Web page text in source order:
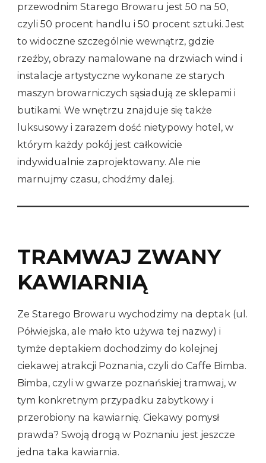
przewodnim Starego Browaru jest 50 na 50,
czyli 50 procent handlu i 50 procent sztuki. Jest
to widoczne szczególnie wewnątrz, gdzie
rzeźby, obrazy namalowane na drzwiach wind i
instalacje artystyczne wykonane ze starych
maszyn browarniczych sąsiadują ze sklepami i
butikami. We wnętrzu znajduje się także
luksusowy i zarazem dość nietypowy hotel, w
którym każdy pokój jest całkowicie
indywidualnie zaprojektowany. Ale nie
marnujmy czasu, chodźmy dalej.
TRAMWAJ ZWANY
KAWIARNIĄ
Ze Starego Browaru wychodzimy na deptak (ul.
Półwiejska, ale mało kto używa tej nazwy) i
tymże deptakiem dochodzimy do kolejnej
ciekawej atrakcji Poznania, czyli do Caffe Bimba.
Bimba, czyli w gwarze poznańskiej tramwaj, w
tym konkretnym przypadku zabytkowy i
przerobiony na kawiarnię. Ciekawy pomysł
prawda? Swoją drogą w Poznaniu jest jeszcze
jedna taka kawiarnia.